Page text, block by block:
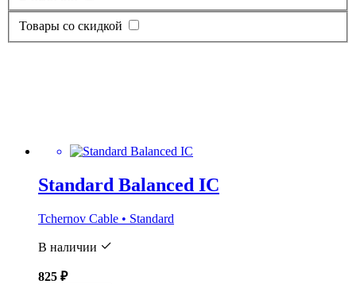
Товары со скидкой
Standard Balanced IC
Tchernov Cable • Standard
В наличии
825 ₽